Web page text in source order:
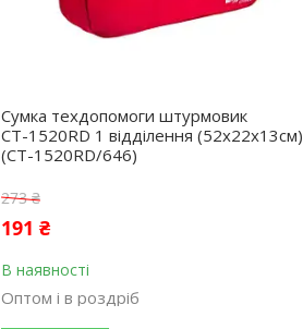
Сумка техдопомоги штурмовик
СТ-1520RD 1 відділення (52х22х13см)
(СТ-1520RD/646)
273 ₴
191 ₴
В наявності
Оптом і в роздріб